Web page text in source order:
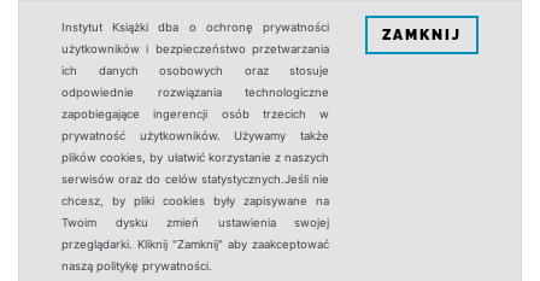
Instytut Książki dba o ochronę prywatności
użytkowników i bezpieczeństwo przetwarzania
ich danych osobowych oraz stosuje
odpowiednie rozwiązania technologiczne
zapobiegające ingerencji osób trzecich w
prywatność użytkowników. Używamy także
plików cookies, by ułatwić korzystanie z naszych
serwisów oraz do celów statystycznych.Jeśli nie
chcesz, by pliki cookies były zapisywane na
Twoim dysku zmień ustawienia swojej
przeglądarki. Kliknij "Zamknij" aby zaakceptować
naszą politykę prywatności.
ZAMKNIJ